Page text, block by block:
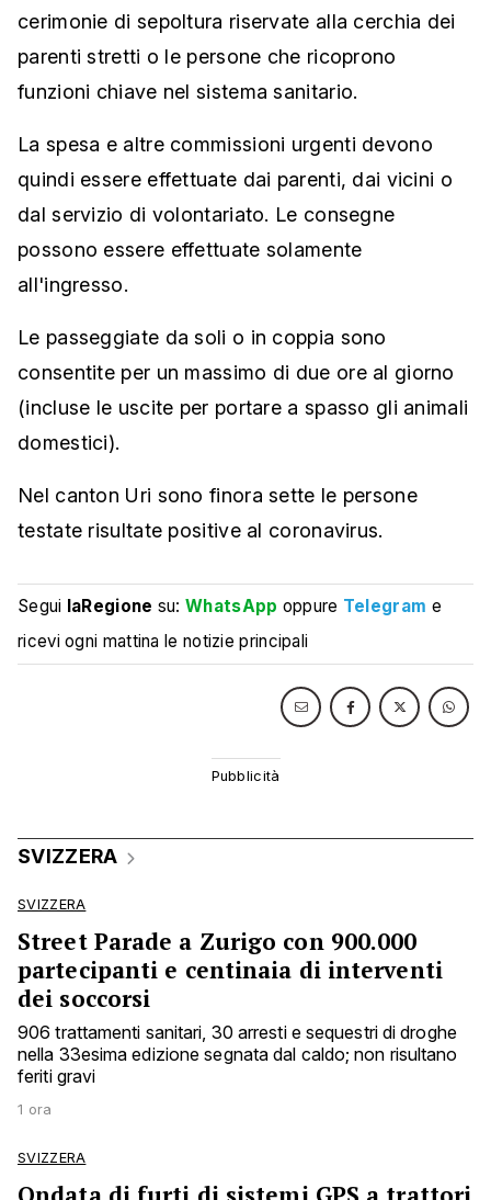
cerimonie di sepoltura riservate alla cerchia dei
parenti stretti o le persone che ricoprono
funzioni chiave nel sistema sanitario.
La spesa e altre commissioni urgenti devono
quindi essere effettuate dai parenti, dai vicini o
dal servizio di volontariato. Le consegne
possono essere effettuate solamente
all'ingresso.
Le passeggiate da soli o in coppia sono
consentite per un massimo di due ore al giorno
(incluse le uscite per portare a spasso gli animali
domestici).
Nel canton Uri sono finora sette le persone
testate risultate positive al coronavirus.
Segui laRegione su:WhatsApp oppure Telegram e
ricevi ogni mattina le notizie principali
SVIZZERA
SVIZZERA
Street Parade a Zurigo con 900.000
partecipanti e centinaia di interventi
dei soccorsi
906 trattamenti sanitari, 30 arresti e sequestri di droghe
nella 33esima edizione segnata dal caldo; non risultano
feriti gravi
1 ora
SVIZZERA